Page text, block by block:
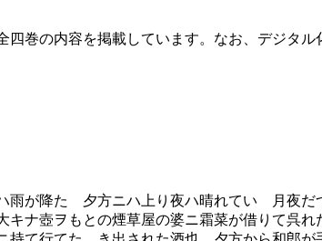
四巻の内容を掲載しています。なお、デジタ
が降た 夕方ニハ上り夜ハ晴れていゝ月夜
キナ壺ヲもとの煙草屋の婆ニ霜菜が借りて